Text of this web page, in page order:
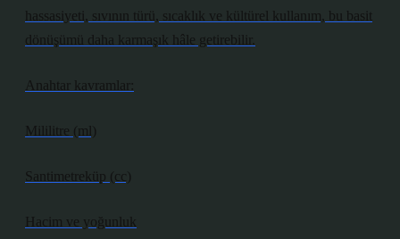
hassasiyeti, sıvının türü, sıcaklık ve kültürel kullanım, bu basit
dönüşümü daha karmaşık hâle getirebilir.
Anahtar kavramlar:
Mililitre (ml)
Santimetreküp (cc)
Hacim ve yoğunluk